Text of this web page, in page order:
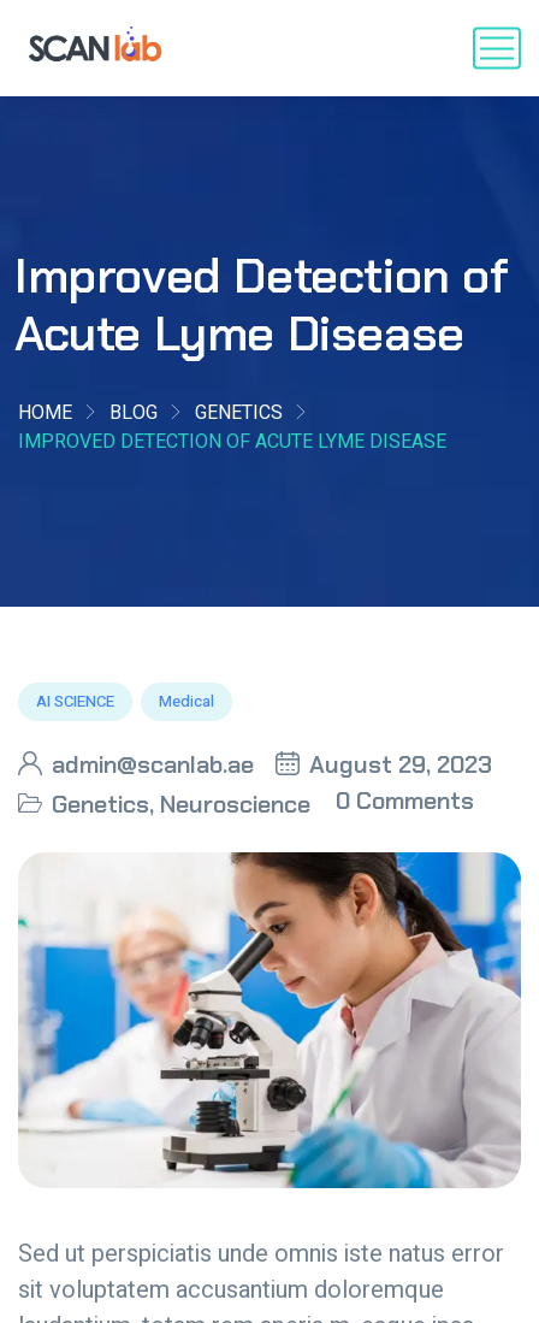
Improved Detection of
Acute Lyme Disease
HOME BLOG
GENETICS
IMPROVED DETECTION OF ACUTE LYME DISEASE
AI SCIENCE Medical
admin@scanlab.ae
August 29, 2023
Genetics, Neuroscience 0 Comments
Sed ut perspiciatis unde omnis iste natus error
sit voluptatem accusantium doloremque